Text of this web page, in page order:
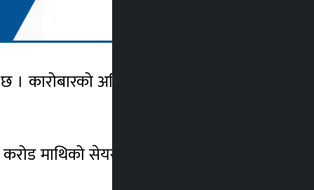
अघिल्लो दिनको तुलनामा नेप्से
माथिको सेयर कारोबार भएको छ । आज